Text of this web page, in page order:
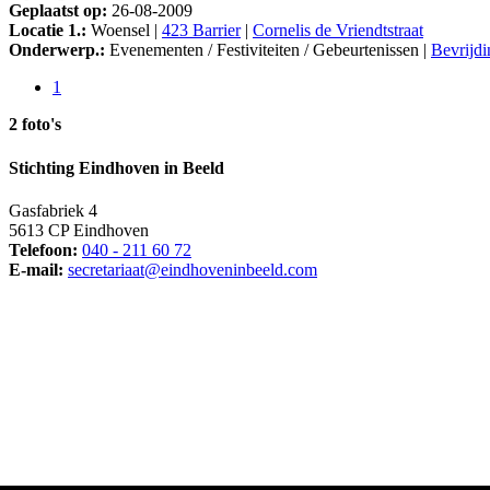
Geplaatst op: 26-08-2009
Locatie 1.: Woensel | 423 Barrier| Cornelis de Vriendtstraat
Onderwerp.: Evenementen / Festiviteiten / Gebeurtenissen |
1
2 foto's
Stichting Eindhoven in Beeld
Gasfabriek 4
5613 CP Eindhoven
Telefoon: 040 - 211 60 72
E-mail: secretariaat@eindhoveninbeeld.com